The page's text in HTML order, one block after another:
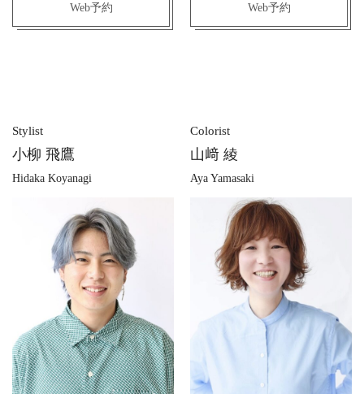
Web予約 Web予約
Stylist
小柳 飛鷹
Hidaka Koyanagi
Colorist
山﨑 綾
Aya Yamasaki